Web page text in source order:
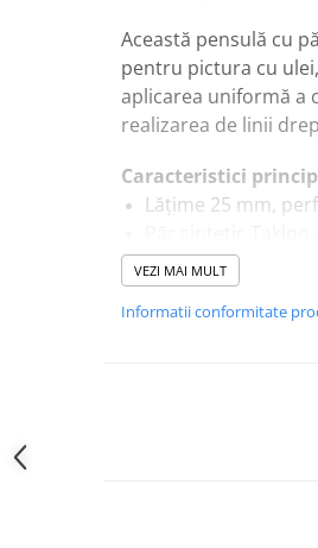
Această pensulă cu
pentru pictura cu
aplicarea uniformă a
realizarea de linii
Caracteristici
Lățime 25 mm,
Ideală pentru ulei,
Mâner confortabil,
Potrivită pentru
VEZI MAI MULT
Informatii conformitate